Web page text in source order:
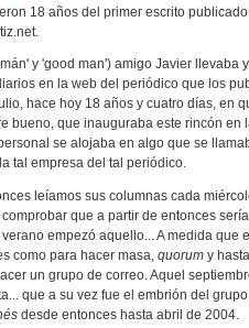
18 años del primer escrito
y 'good man') amigo Javier llevaba
en la web del periódico que los
hace hoy 18 años y cuatro días, en
bueno, que inauguraba este rincón en
se alojaba en algo que se
tal empresa del tal periódico.
leíamos sus columnas cada
que a partir de entonces
empezó aquello... A medida que
como para hacer masa, quorum y
un grupo de correo. Aquel
que a su vez fue el embrión del
desde entonces hasta abril de 2004.